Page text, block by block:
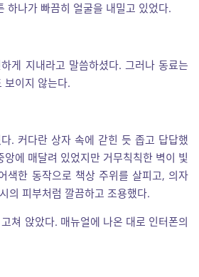
하나가 빠끔히 얼굴을 내밀고 있었다.
게 지내라고 말씀하셨다. 그러나 동료는
보이지 않는다.
. 커다란 상자 속에 갇힌 듯 좁고 답답했
에 매달려 있었지만 거무칙칙한 벽이 빛
색한 동작으로 책상 주위를 살피고, 의자
의 피부처럼 깔끔하고 조용했다.
쳐 앉았다. 매뉴얼에 나온 대로 인터폰의